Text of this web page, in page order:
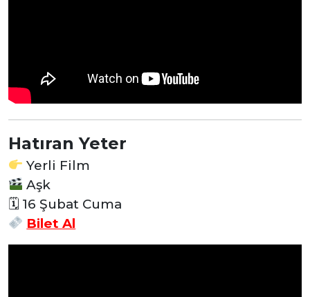
Hatıran Yeter
Yerli Film
Aşk
🗓 16 Şubat Cuma
Bilet Al